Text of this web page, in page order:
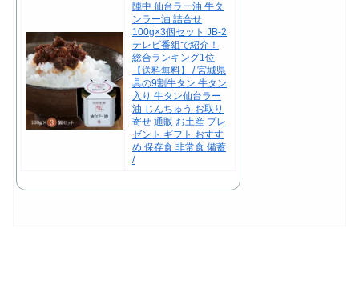
陣中 仙台ラー油 牛タ
ンラー油 詰合せ
100g×3個セット JB-2
テレビ番組で紹介！
総合ランキング1位
【送料無料】 / 宮城県
具の9割牛タン 牛タン
入り 牛タン仙台ラー
油 じんちゅう お取り
寄せ 通販 お土産 プレ
ゼント ギフト おすす
め 保存食 非常食 備蓄
/